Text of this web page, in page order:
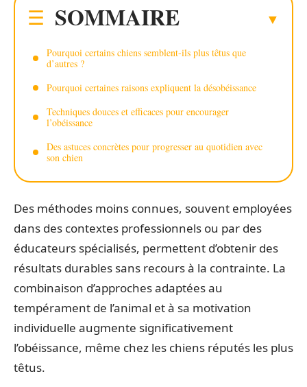
SOMMAIRE
Pourquoi certains chiens semblent-ils plus têtus que
d’autres ?
Pourquoi certaines raisons expliquent la désobéissance
Techniques douces et efficaces pour encourager
l’obéissance
Des astuces concrètes pour progresser au quotidien avec
son chien
Des méthodes moins connues, souvent employées
dans des contextes professionnels ou par des
éducateurs spécialisés, permettent d’obtenir des
résultats durables sans recours à la contrainte. La
combinaison d’approches adaptées au
tempérament de l’animal et à sa motivation
individuelle augmente significativement
l’obéissance, même chez les chiens réputés les plus
têtus.